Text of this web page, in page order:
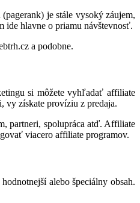
je stále vysoký záujem,
ide hlavne o priamu návštevnosť.
a podobne.
si môžete vyhľadať affiliate
vy získate províziu z predaja.
partneri, spolupráca atď. Affiliate
viacero affiliate programov.
alebo špeciálny obsah.